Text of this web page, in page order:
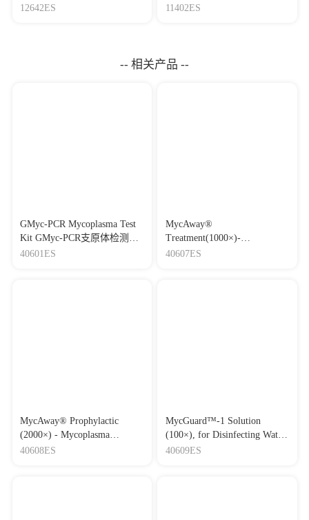
12642ES
因检测试剂盒
11402ES
-- 相关产品 --
GMyc-PCR Mycoplasma Test
Kit GMyc-PCR支原体检测试
剂盒
40601ES
MycAway®
Treatment(1000×)-
Mycoplasma Elimination
40607ES
MycAway® Prophylactic
(2000×) - Mycoplasma
Prevention Reagent
40608ES
MycGuard™-1 Solution
(100×), for Disinfecting Water
Bath of CO2 Incubator 细胞培
40609ES